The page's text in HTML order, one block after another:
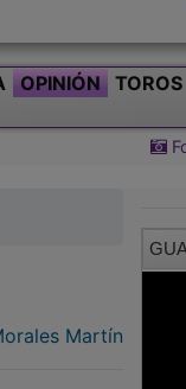
OPINIÓN TOROS
Martín